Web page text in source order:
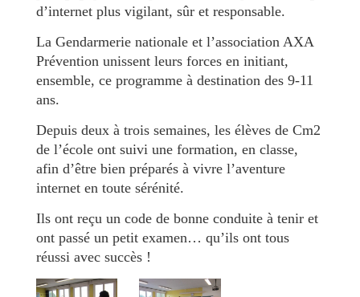
d’internet plus vigilant, sûr et responsable.
La Gendarmerie nationale et l’association AXA
Prévention unissent leurs forces en initiant,
ensemble, ce programme à destination des 9-11
ans.
Depuis deux à trois semaines, les élèves de Cm2
de l’école ont suivi une formation, en classe,
afin d’être bien préparés à vivre l’aventure
internet en toute sérénité.
Ils ont reçu un code de bonne conduite à tenir et
ont passé un petit examen… qu’ils ont tous
réussi avec succès !